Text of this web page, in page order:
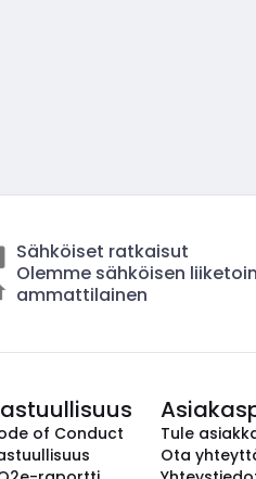
Sähköiset ratkaisut
Olemme sähköisen
ammattilainen
of Conduct
Tule
Ota